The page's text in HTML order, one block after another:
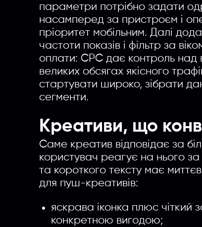
параметри потрібно задати
насамперед за пристроєм і
пріоритет мобільним. Далі
частоти показів і фільтр за
оплати: CPC дає контроль над
великих обсягах якісного
стартувати широко, зібрати
сегменти.
Креативи, що
Саме креатив відповідає за
користувач реагує на нього за
та короткого тексту має
для пуш-креативів:
яскрава іконка плюс чіткий
конкретною вигодою;